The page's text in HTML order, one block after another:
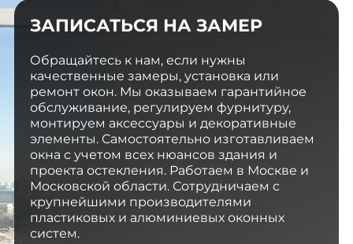
ЗАПИСАТЬСЯ НА ЗАМЕР
Обращайтесь к нам, если нужны
качественные замеры, установка или
ремонт окон. Мы оказываем гарантийное
обслуживание, регулируем фурнитуру,
монтируем аксессуары и декоративные
элементы. Самостоятельно изготавливаем
окна с учетом всех нюансов здания и
проекта остекления. Работаем в Москве и
Московской области. Сотрудничаем с
крупнейшими производителями
пластиковых и алюминиевых оконных
систем.